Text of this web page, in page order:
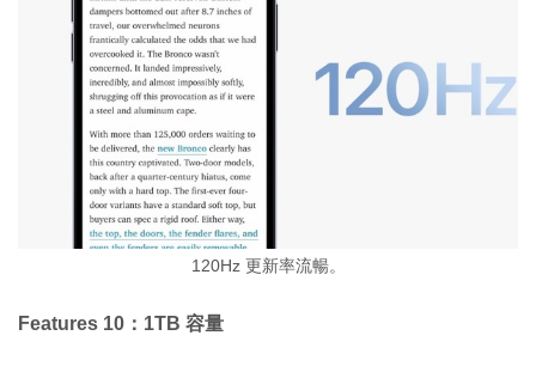
120Hz 更新率流暢。
Features 10：1TB 容量